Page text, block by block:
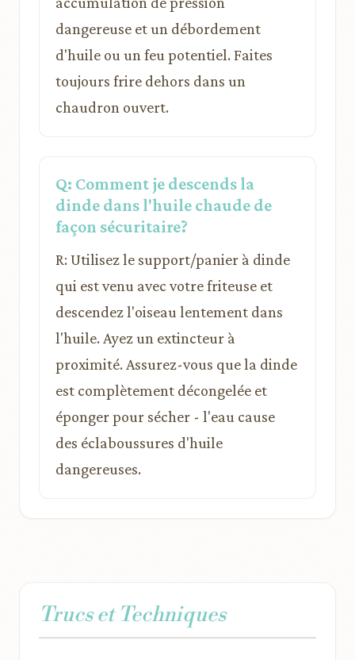
dangereuse et un débordement
d'huile ou un feu potentiel. Faites
toujours frire dehors dans un
chaudron ouvert.
Q: Comment je descends la
dinde dans l'huile chaude de
façon sécuritaire?
R: Utilisez le support/panier à dinde
qui est venu avec votre friteuse et
descendez l'oiseau lentement dans
l'huile. Ayez un extincteur à
proximité. Assurez-vous que la dinde
est complètement décongelée et
éponger pour sécher - l'eau cause
des éclaboussures d'huile
dangereuses.
Trucs et Techniques